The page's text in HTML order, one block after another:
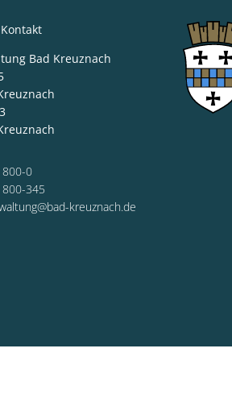
Bad Kreuznach
0
345
kreuznach.de